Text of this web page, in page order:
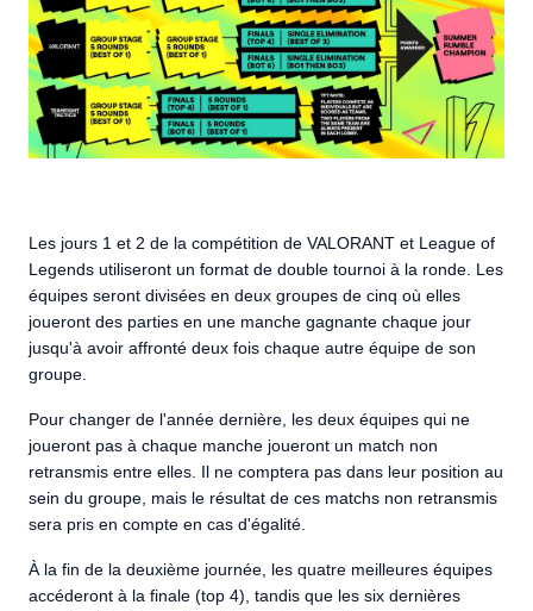
Les jours 1 et 2 de la compétition de VALORANT et League of
Legends utiliseront un format de double tournoi à la ronde. Les
équipes seront divisées en deux groupes de cinq où elles
joueront des parties en une manche gagnante chaque jour
jusqu'à avoir affronté deux fois chaque autre équipe de son
groupe.
Pour changer de l'année dernière, les deux équipes qui ne
joueront pas à chaque manche joueront un match non
retransmis entre elles. Il ne comptera pas dans leur position au
sein du groupe, mais le résultat de ces matchs non retransmis
sera pris en compte en cas d'égalité.
À la fin de la deuxième journée, les quatre meilleures équipes
accéderont à la finale (top 4), tandis que les six dernières